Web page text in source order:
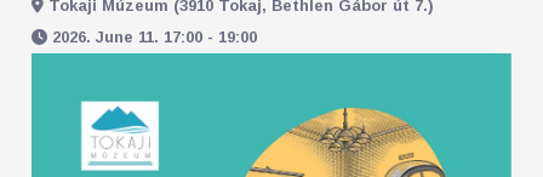
Tokaji Múzeum (3910 Tokaj, Bethlen Gábor út 7.)
2026. June 11. 17:00 - 19:00